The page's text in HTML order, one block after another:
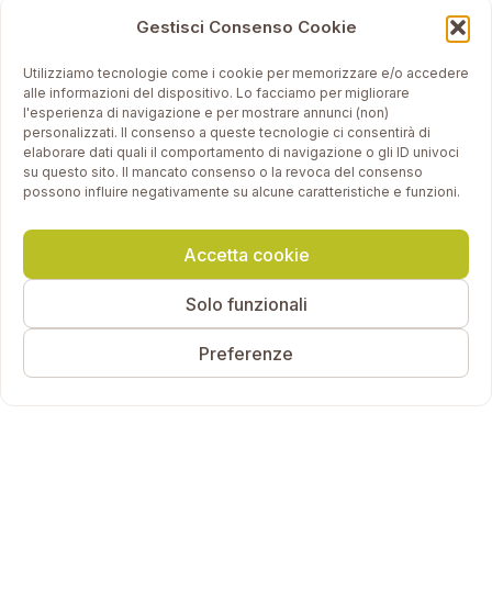
Gestisci Consenso Cookie
Utilizziamo tecnologie come i cookie per memorizzare e/o accedere
alle informazioni del dispositivo. Lo facciamo per migliorare
l'esperienza di navigazione e per mostrare annunci (non)
personalizzati. Il consenso a queste tecnologie ci consentirà di
elaborare dati quali il comportamento di navigazione o gli ID univoci
su questo sito. Il mancato consenso o la revoca del consenso
possono influire negativamente su alcune caratteristiche e funzioni.
Accetta cookie
Solo funzionali
Preferenze